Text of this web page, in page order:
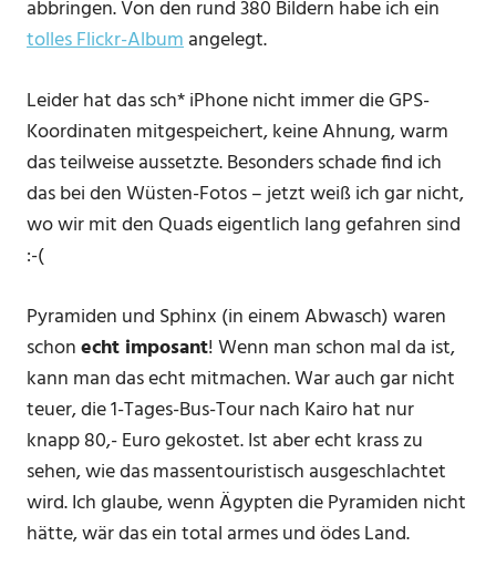
abbringen. Von den rund 380 Bildern habe ich ein
tolles Flickr-Albumangelegt.
Leider hat das sch* iPhone nicht immer die GPS-
Koordinaten mitgespeichert, keine Ahnung, warm
das teilweise aussetzte. Besonders schade find ich
das bei den Wüsten-Fotos – jetzt weiß ich gar nicht,
wo wir mit den Quads eigentlich lang gefahren sind
:-(
Pyramiden und Sphinx (in einem Abwasch) waren
schonecht imposant! Wenn man schon mal da ist,
kann man das echt mitmachen. War auch gar nicht
teuer, die 1-Tages-Bus-Tour nach Kairo hat nur
knapp 80,- Euro gekostet. Ist aber echt krass zu
sehen, wie das massentouristisch ausgeschlachtet
wird. Ich glaube, wenn Ägypten die Pyramiden nicht
hätte, wär das ein total armes und ödes Land.